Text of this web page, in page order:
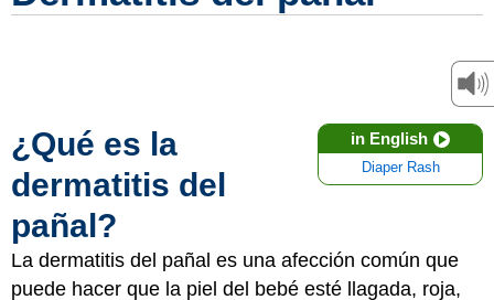
in English
Diaper Rash
¿Qué es la
dermatitis del
pañal?
La dermatitis del pañal es una afección común que
puede hacer que la piel del bebé esté llagada, roja,